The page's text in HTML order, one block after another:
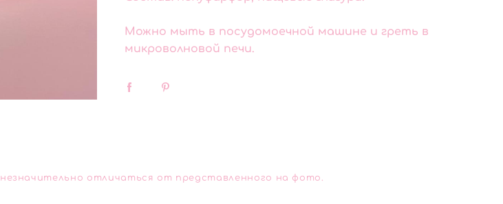
Можно мыть в посудомоечной машине и греть в
микроволновой печи.
отличаться от представленного на фото.